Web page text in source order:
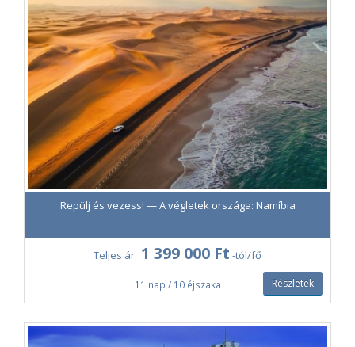
Repülj és vezess! — A végletek országa: Namíbia
Teljes ár: 1 399 000 Ft -tól/fő
11 nap / 10 éjszaka Részletek